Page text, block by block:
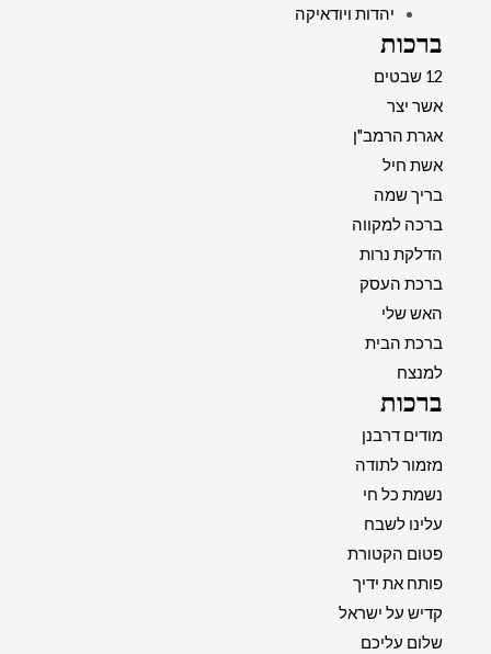
יהדות ויודאיקה
ברכות
12 שבטים
אשר יצר
אגרת הרמב"ן
אשת חיל
בריך שמה
ברכה למקווה
הדלקת נרות
ברכת העסק
האש שלי
ברכת הבית
למנצח
ברכות
מודים דרבנן
מזמור לתודה
נשמת כל חי
עלינו לשבח
פטום הקטורת
פותח את ידיך
קדיש על ישראל
שלום עליכם